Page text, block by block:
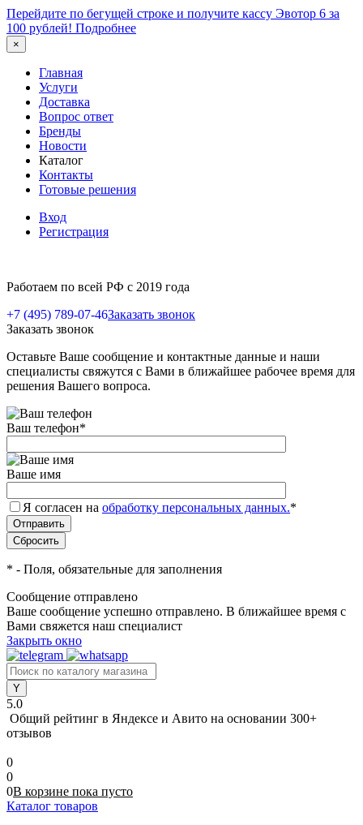
Перейдите по бегущей строке и получите кассу Эвотор 6 за
100 рублей! Подробнее
×
Главная
Услуги
Доставка
Вопрос ответ
Бренды
Новости
Каталог
Контакты
Готовые решения
Вход
Регистрация
Работаем по всей РФ с 2019 года
+7 (495) 789-07-46Заказать звонок
Заказать звонок
Оставьте Ваше сообщение и контактные данные и наши
специалисты свяжутся с Вами в ближайшее рабочее время для
решения Вашего вопроса.
Ваш телефон*
Ваше имя
Я согласен на обработку персональных данных.*
* - Поля, обязательные для заполнения
Сообщение отправлено
Ваше сообщение успешно отправлено. В ближайшее время с
Вами свяжется наш специалист
Закрыть окно
5.0
Общий рейтинг в Яндексе и Авито на основании 300+
отзывов
0
0
0В корзине пока пусто
Каталог товаров